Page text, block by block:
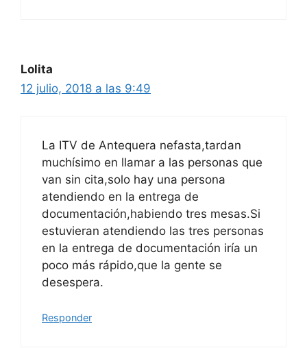
Lolita
12 julio, 2018 a las 9:49
La ITV de Antequera nefasta,tardan
muchísimo en llamar a las personas que
van sin cita,solo hay una persona
atendiendo en la entrega de
documentación,habiendo tres mesas.Si
estuvieran atendiendo las tres personas
en la entrega de documentación iría un
poco más rápido,que la gente se
desespera.
Responder